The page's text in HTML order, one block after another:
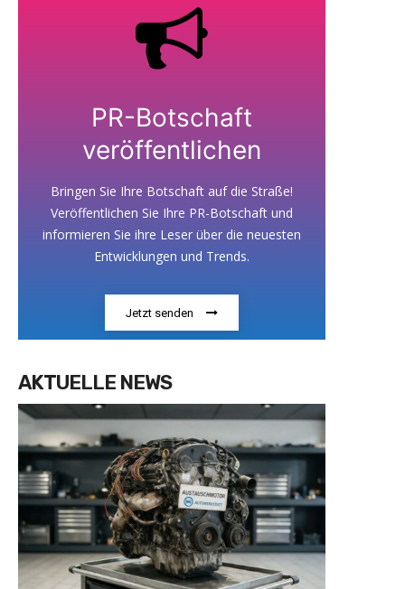
PR-Botschaft
veröffentlichen
Bringen Sie Ihre Botschaft auf die Straße!
Veröffentlichen Sie Ihre PR-Botschaft und
informieren Sie ihre Leser über die neuesten
Entwicklungen und Trends.
Jetzt senden
AKTUELLE NEWS